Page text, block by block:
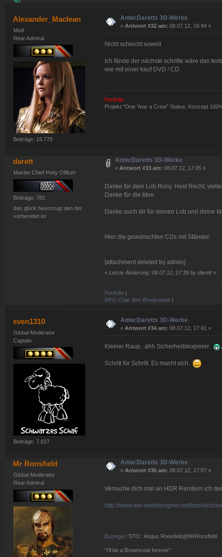
Alexander_Maclean
Mod
Rear Admiral
Beiträge: 19.775
Antw:Daretts 3D-Werke
« Antwort #32 am: 08.07.12, 16:44 »
Nicht schlecht soweit
Ich fände der nächste schritte wäre das
wie mit einer kauf DVD / CD.
Portfolio
Projekt "One Year a Crew" Status: Konzept
darett
Master Chief Petty Officer
Beiträge: 782
das glück bevorzugt den der
vorbereitet ist
Antw:Daretts 3D-Werke
« Antwort #33 am: 08.07.12, 17:05 »
Danke für dein Lob Rony. Hast Recht,
Danke für die Idee.
Danke auch dir für deinen Lob und deine
Hier die gewünschten CDs mit Ständer.
[attachment deleted by admin]
« Letzte Änderung: 08.07.12, 17:39 by darett»
Portfolio|
RPG-Char Ben Brookstone|
sven1310
Global Moderator
Captain
Beiträge: 7.627
Antw:Daretts 3D-Werke
« Antwort #34 am: 08.07.12, 17:41 »
Kleiner Raup...ähh Sicherheitskopierer.
Schritt für Schritt. Es macht sich.
Mr Ronsfield
Global Moderator
Rear Admiral
Antw:Daretts 3D-Werke
«Antwort #35 am: 08.07.12, 17:57 »
Versuche dich mal an HDR Rendern ich
http://www.der-webdesigner.net/tutorials/
Bazinga/ STO: Angus Ronsfield@MrRonsfield
"I'll be a Browncoat forever"